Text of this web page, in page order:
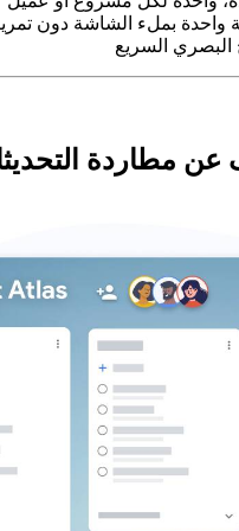
واحدة بملء الشاشة دون
البصري السريع
مطاردة